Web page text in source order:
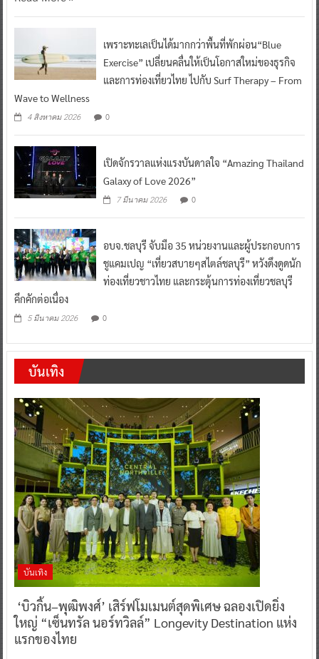
เพราะทะเลเป็นได้มากกว่าพื้นที่พักผ่อน“Blue
Exercise” เปลี่ยนคลื่นให้เป็นโอกาสใหม่ของธุรกิจ
และการท่องเที่ยวไทย ไปกับ Surf Therapy – From
Wave to Wellness
4 สิงหาคม 2026 0
เปิดจักรวาลแห่งแรงบันดาลใจ “Amazing Thailand
Galaxy of Love 2026”
7 มีนาคม 2026 0
อบจ.ชลบุรี จับมือ 35 หน่วยงานและผู้ประกอบการ
ชูแคมเปญ “เที่ยวสบายๆสไตล์ชลบุรี” หวังดึงดูดนัก
ท่องเที่ยวชาวไทย และกระตุ้นการท่องเที่ยวชลบุรี
คึกคักต่อเนื่อง
5 มีนาคม 2026 0
บันเทิง
บันเทิง
‘บิวกิ้น–พุฒิพงศ์’ เสิร์ฟโมเมนต์สุดพิเศษ ฉลองเปิดยิ่ง
ใหญ่ “เซ็นทรัล นอร์ทวิลล์” Longevity Destination แห่ง
แรกของไทย